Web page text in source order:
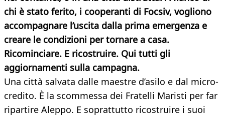
chi è stato ferito, i cooperanti di Focsiv, vogliono
accompagnare l’uscita dalla prima emergenza e
creare le condizioni per tornare a casa.
Ricominciare. E ricostruire. Qui tutti gli
aggiornamenti sulla campagna.
Una città salvata dalle maestre d’asilo e dal micro-
credito. È la scommessa dei Fratelli Maristi per far
ripartire Aleppo. E soprattutto ricostruire i suoi